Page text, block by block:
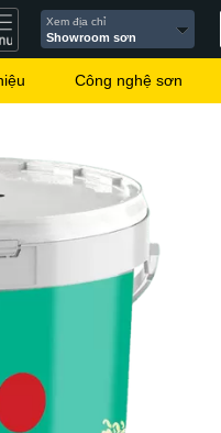
Xem địa chỉ
Showroom sơn
Công nghệ sơn